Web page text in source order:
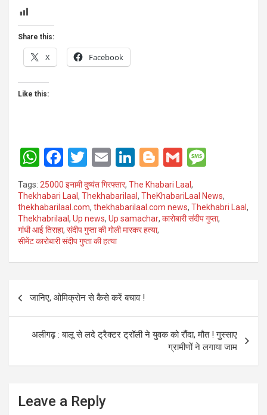
Share this:
X Facebook
Like this:
W
h
at
s
A
F
a
ce
b
o
o
T
wi
tt
er
E
m
ail
Li
n
ke
dI
n
Bl
o
g
g
G
m
ail s
a
Tags: 25000 इनामी दुष्यंत गिरफ्तार, The Khabari Laal ,
Thekhabari Laal , Thekhabarilaal , TheKhabariLaal News,
thekhabarilaal.com, thekhabarilaal.com news, Thekhabri Laal ,
Thekhabrilaal , Up news, Up samachar, कारोबारी संदीप गुप्ता,
गांधी आई तिराहा, संदीप गुप्ता की गोली मारकर हत्या,
सीमेंट कारोबारी संदीप गुप्ता की हत्या
Post
navigation
जानिए, ओमिक्रोन से कैसे करें बचाव !
अलीगढ़ : बालू से लदे ट्रैक्टर ट्रॉली ने युवक को रौंदा, मौत ! गुस्साए
ग्रामीणों ने लगाया जाम
Leave a Reply